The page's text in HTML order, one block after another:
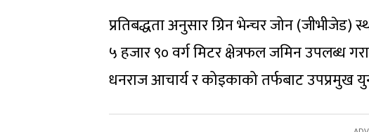
प्रतिबद्धता अनुसार ग्रिन भेन्चर जोन (जीभीजेड)
५ हजार ९० वर्ग मिटर क्षेत्रफल जमिन उपलब्ध
धनराज आचार्य र कोइकाको तर्फबाट उपप्रमुख